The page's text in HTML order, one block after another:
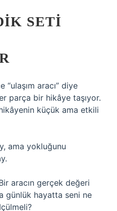
SETI
aracı” diye
parça bir hikâye taşıyor.
küçük ama etkili
ama yokluğunu
aracın gerçek değeri
günlük hayatta seni ne